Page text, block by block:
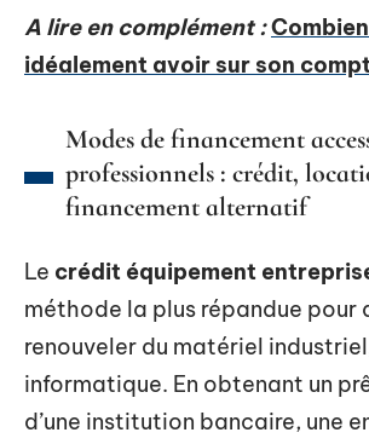
A lire en complément :
idéalement avoir sur son
Modes de financement
professionnels : crédit,
financement alternatif
Le crédit équipement
méthode la plus répandue pour
renouveler du matériel
informatique. En obtenant un
d’une institution bancaire, une